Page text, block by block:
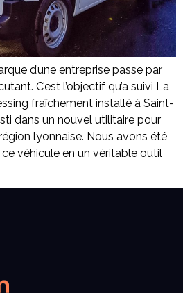
d’une entreprise passe par
C’est l’objectif qu’a suivi La
fraîchement installé à Saint-
dans un nouvel utilitaire pour
lyonnaise. Nous avons été
véhicule en un véritable outil